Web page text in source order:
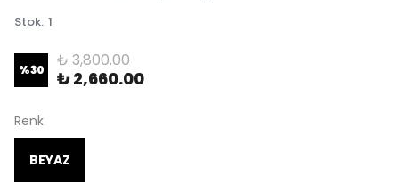
Stok: 1
%30 ₺ 3,800.00
₺ 2,660.00
Renk
BEYAZ